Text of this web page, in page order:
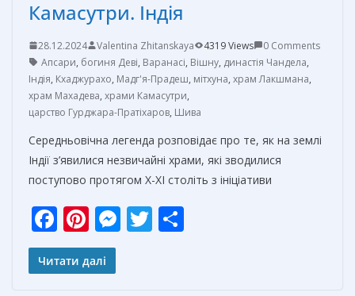
Камасутри. Індія
28.12.2024 Valentina Zhitanskaya 4319 Views
0 Comments
Апсари, богиня Деві, Варанасі, Вішну, династія Чандела,
Індія, Кхаджурахо, Мадг'я-Прадеш, мітхуна, храм Лакшмана,
храм Махадева, храми Камасутри,
царство Гурджара-Пратіхаров, Шива
Середньовічна легенда розповідає про те, як на землі
Індії з’явилися незвичайні храми, які зводилися
поступово протягом X-XI століть з ініціативи
F
ac
e
Pi
nt
er
M T
Читати далі